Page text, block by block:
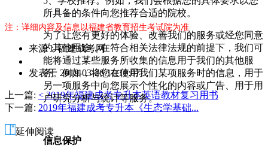
所具备的条件向您推荐合适的院校。
为了让您有更好的体验、改善我们的服务或经您同意
的其他用途，在符合相关法律法规的前提下，我们可
能将通过某些服务所收集的信息用于我们的其他服
务。例如，将您在使用我们某项服务时的信息，用于
另一项服务中向您展示个性化的内容或广告、用于用
户研究分析与统计等服务。
信息保护
注：详细内容及信息以福建省教育招生考试院为准
来源：福建成考网
者：
老
师
发表于 2019-03-26 11:18:07
上一篇: < 2019年福建成考专升本英语教材复习用书
下一篇: 2019年福建成考专升本《生态学基础...
延伸阅读